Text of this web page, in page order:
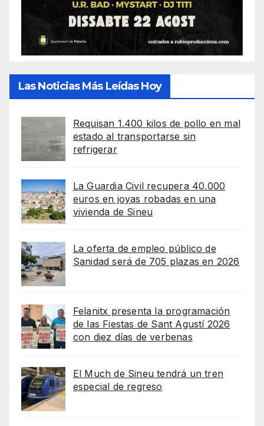
Las Noticias Más Leídas Hoy
Requisan 1.400 kilos de pollo en mal
estado al transportarse sin
refrigerar
La Guardia Civil recupera 40.000
euros en joyas robadas en una
vivienda de Sineu
La oferta de empleo público de
Sanidad será de 705 plazas en 2026
Felanitx presenta la programación
de las Fiestas de Sant Agustí 2026
con diez días de verbenas
El Much de Sineu tendrá un tren
especial de regreso